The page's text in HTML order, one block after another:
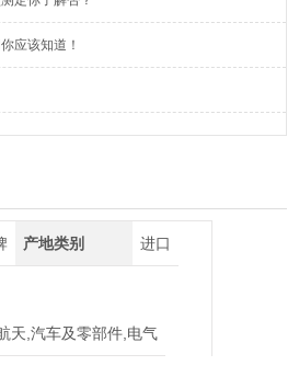
应该知道！
产地类别 进口
天,汽车及零部件,电气